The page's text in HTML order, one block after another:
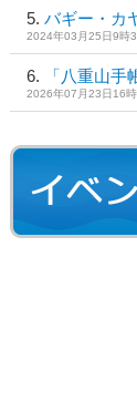
バギー・カ
2024年03月25日9時
「八重山
2026年07月23日16